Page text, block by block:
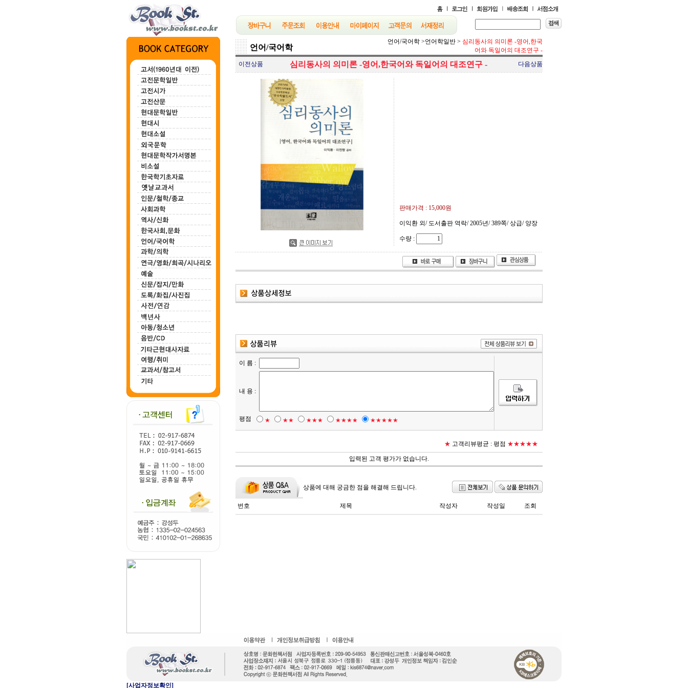
언어/국어학
언어/국어학 >언어학일반 > 심리동사의 의미론 -영어,한국
어와 독일어의 대조연구 -
이전상품
심리동사의 의미론 -영어,한국어와 독일어의 대조연구 - 다음상품
판매가격 : 15,000원
이익환 외/ 도서출판 역락/ 2005년/ 389쪽/ 상급/ 양장
수량 :
이 름 :
내 용 :
평점 ★ ★★ ★★★ ★★★★ ★★★★★
★ 고객리뷰평균 : 평점 ★★★★★
입력된 고객 평가가 없습니다.
상품에 대해 궁금한 점을 해결해 드립니다.
번호 제목 작성자 작성일 조회
[사업자정보확인]